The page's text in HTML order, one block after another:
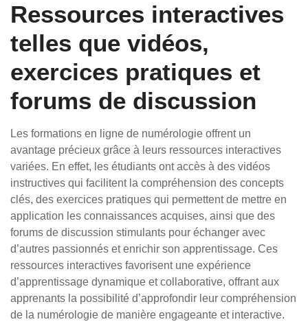
Ressources interactives
telles que vidéos,
exercices pratiques et
forums de discussion
Les formations en ligne de numérologie offrent un
avantage précieux grâce à leurs ressources interactives
variées. En effet, les étudiants ont accès à des vidéos
instructives qui facilitent la compréhension des concepts
clés, des exercices pratiques qui permettent de mettre en
application les connaissances acquises, ainsi que des
forums de discussion stimulants pour échanger avec
d’autres passionnés et enrichir son apprentissage. Ces
ressources interactives favorisent une expérience
d’apprentissage dynamique et collaborative, offrant aux
apprenants la possibilité d’approfondir leur compréhension
de la numérologie de manière engageante et interactive.